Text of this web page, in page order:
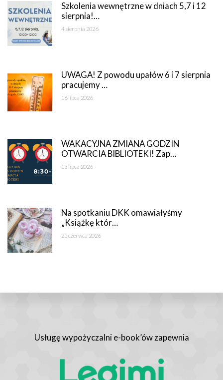
Szkolenia wewnętrzne w dniach 5,7 i 12
sierpnia!…
4 sierpnia 2026
UWAGA! Z powodu upałów 6 i 7 sierpnia
pracujemy …
16 lipca 2026
WAKACYJNA ZMIANA GODZIN
OTWARCIA BIBLIOTEKI! Zap…
13 lipca 2026
Na spotkaniu DKK omawiałyśmy
„Książkę któr…
25 czerwca 2026
Usługę wypożyczalni e-book’ów zapewnia